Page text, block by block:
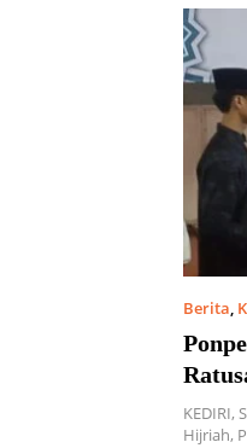
Berita,
KEDIRI,
Hijriah,